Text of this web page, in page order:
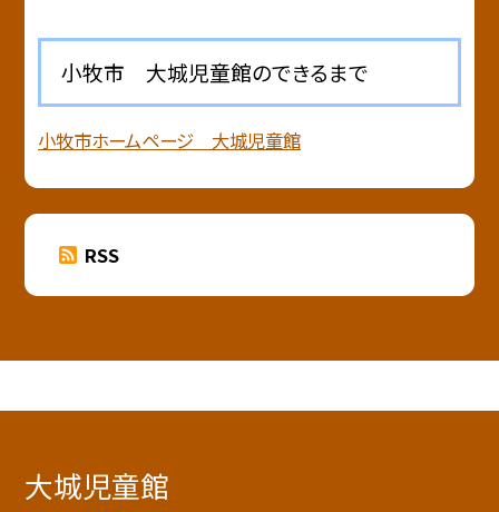
小牧市 大城児童館のできるまで
小牧市ホームページ 大城児童館
RSS
大城児童館